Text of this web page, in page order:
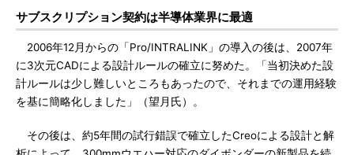
サブスクリプション契約は半導体業界に最適
2006年12月からの「Pro/INTRALINK」の導入の後は、2007年
に3次元CADによる設計ルールの確立に努めた。「当初決めた設
計ルールは少し難しいところもあったので、それまでの運用経験
を基に簡略化しました」（望月氏）。
その後は、約5年間の試行錯誤で確立したCreoによる設計と解